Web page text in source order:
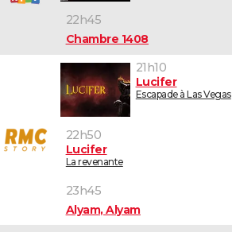
22h45
Chambre 1408
21h10
Lucifer
Escapade à Las Vegas
22h50
Lucifer
La revenante
23h45
Alyam, Alyam